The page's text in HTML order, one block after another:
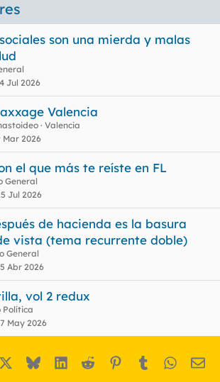
son una mierda y malas
Jul 2026
Valencia
Valencia
Mar 2026
el que más te reíste en FL
General
Jul 2026
de hacienda es la basura
vista (tema recurrente doble)
General
Abr 2026
vol 2 redux
Política
May 2026
BlueskyLinkedIn
Reddit Pinterest
Tumblr